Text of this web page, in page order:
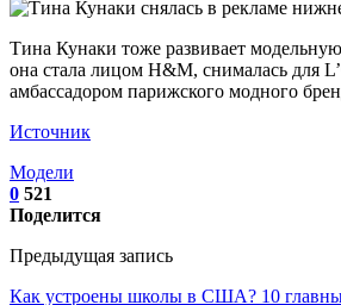
Тина Кунаки тоже развивает
она стала лицом H&M, снималась для
амбассадором парижского модного
Источник
Модели
0 521
Поделится
Предыдущая запись
Как устроены школы в США? 10